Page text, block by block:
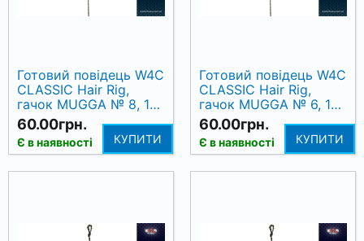
Готовий повідець W4C
CLASSIC Hair Rig,
гачок MUGGA № 8, 17
см
60.00грн.
Є в наявності КУПИТИ
Готовий повідець W4C
CLASSIC Hair Rig,
гачок MUGGA № 6, 17
см
60.00грн.
Є в наявності КУПИТИ